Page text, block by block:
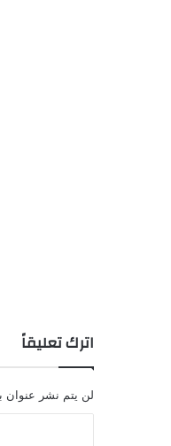
اترك تعليقاً
لن يتم نشر عنوان